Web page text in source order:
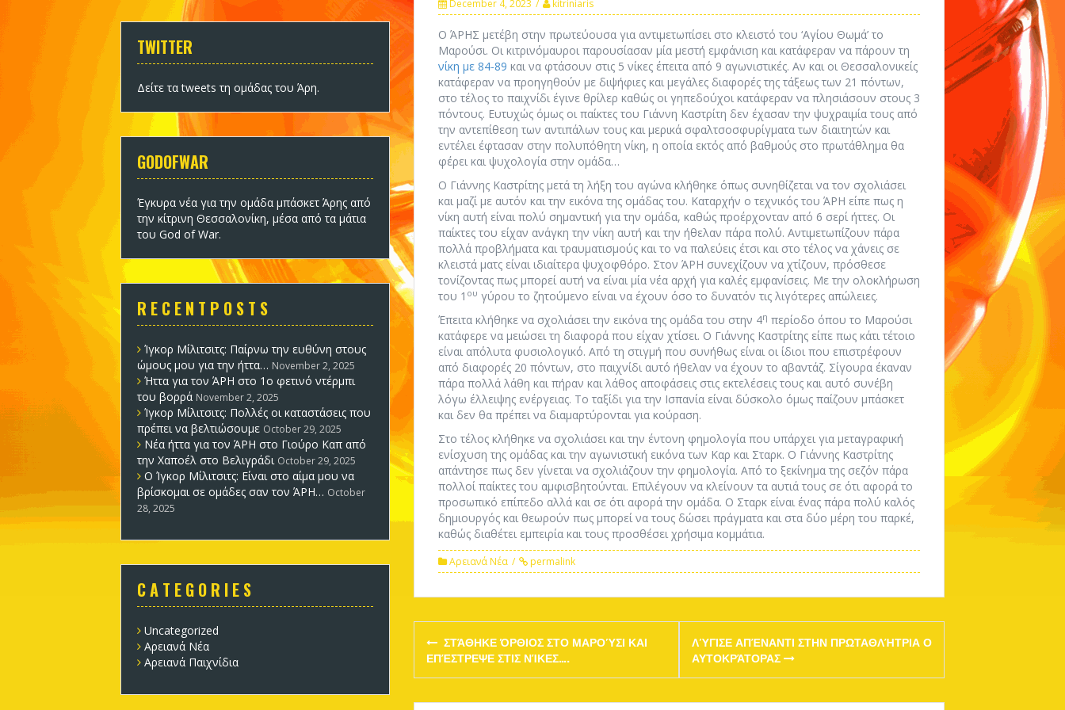
December 4, 2023 kitriniaris
Ο ΆΡΗΣ μετέβη στην πρωτεύουσα για αντιμετωπίσει στο κλειστό του ‘Αγίου Θωμά’ το
Μαρούσι. Οι κιτρινόμαυροι παρουσίασαν μία μεστή εμφάνιση και κατάφεραν να πάρουν τη
νίκη με 84-89 και να φτάσουν στις 5 νίκες έπειτα από 9 αγωνιστικές. Αν και οι Θεσσαλονικείς
κατάφεραν να προηγηθούν με διψήφιες και μεγάλες διαφορές της τάξεως των 21 πόντων,
στο τέλος το παιχνίδι έγινε θρίλερ καθώς οι γηπεδούχοι κατάφεραν να πλησιάσουν στους 3
πόντους. Ευτυχώς όμως οι παίκτες του Γιάννη Καστρίτη δεν έχασαν την ψυχραιμία τους από
την αντεπίθεση των αντιπάλων τους και μερικά σφαλτσοσφυρίγματα των διαιτητών και
εντέλει έφτασαν στην πολυπόθητη νίκη, η οποία εκτός από βαθμούς στο πρωτάθλημα θα
φέρει και ψυχολογία στην ομάδα…
Ο Γιάννης Καστρίτης μετά τη λήξη του αγώνα κλήθηκε όπως συνηθίζεται να τον σχολιάσει
και μαζί με αυτόν και την εικόνα της ομάδας του. Καταρχήν ο τεχνικός του ΆΡΗ είπε πως η
νίκη αυτή είναι πολύ σημαντική για την ομάδα, καθώς προέρχονταν από 6 σερί ήττες. Οι
παίκτες του είχαν ανάγκη την νίκη αυτή και την ήθελαν πάρα πολύ. Αντιμετωπίζουν πάρα
πολλά προβλήματα και τραυματισμούς και το να παλεύεις έτσι και στο τέλος να χάνεις σε
κλειστά ματς είναι ιδιαίτερα ψυχοφθόρο. Στον ΆΡΗ συνεχίζουν να χτίζουν, πρόσθεσε
τονίζοντας πως μπορεί αυτή να είναι μία νέα αρχή για καλές εμφανίσεις. Με την ολοκλήρωση
του 1 ου γύρου το ζητούμενο είναι να έχουν όσο το δυνατόν τις λιγότερες απώλειες.
Έπειτα κλήθηκε να σχολιάσει την εικόνα της ομάδα του στην 4η περίοδο όπου το Μαρούσι
κατάφερε να μειώσει τη διαφορά που είχαν χτίσει. Ο Γιάννης Καστρίτης είπε πως κάτι τέτοιο
είναι απόλυτα φυσιολογικό. Από τη στιγμή που συνήθως είναι οι ίδιοι που επιστρέφουν
από διαφορές 20 πόντων, στο παιχνίδι αυτό ήθελαν να έχουν το αβαντάζ. Σίγουρα έκαναν
πάρα πολλά λάθη και πήραν και λάθος αποφάσεις στις εκτελέσεις τους και αυτό συνέβη
λόγω έλλειψης ενέργειας. Το ταξίδι για την Ισπανία είναι δύσκολο όμως παίζουν μπάσκετ
και δεν θα πρέπει να διαμαρτύρονται για κούραση.
Στο τέλος κλήθηκε να σχολιάσει και την έντονη φημολογία που υπάρχει για μεταγραφική
ενίσχυση της ομάδας και την αγωνιστική εικόνα των Καρ και Σταρκ. Ο Γιάννης Καστρίτης
απάντησε πως δεν γίνεται να σχολιάζουν την φημολογία. Από το ξεκίνημα της σεζόν πάρα
πολλοί παίκτες του αμφισβητούνται. Επιλέγουν να κλείνουν τα αυτιά τους σε ότι αφορά το
προσωπικό επίπεδο αλλά και σε ότι αφορά την ομάδα. Ο Σταρκ είναι ένας πάρα πολύ καλός
δημιουργός και θεωρούν πως μπορεί να τους δώσει πράγματα και στα δύο μέρη του παρκέ,
καθώς διαθέτει εμπειρία και τους προσθέσει χρήσιμα κομμάτια.
Αρειανά Νέα permalink
Post
navigation
ΣΤΆΘΗΚΕ ΌΡΘΙΟΣ ΣΤΟ ΜΑΡΟΎΣΙ ΚΑΙ
ΕΠΈΣΤΡΕΨΕ ΣΤΙΣ ΝΊΚΕΣ….
ΛΎΓΙΣΕ ΑΠΈΝΑΝΤΙ ΣΤΗΝ ΠΡΩΤΑΘΛΉΤΡΙΑ Ο
ΑΥΤΟΚΡΆΤΟΡΑΣ
TWITTER
Δείτε τα tweets τη ομάδας του Άρη.
GODOFWAR
Έγκυρα νέα για την ομάδα μπάσκετ Άρης από
την κίτρινη Θεσσαλονίκη, μέσα από τα μάτια
του God of War.
R E C E N T P O S T S
Ίγκορ Μίλιτσιτς: Παίρνω την ευθύνη στους
ώμους μου για την ήττα… November 2, 2025
Ήττα για τον ΆΡΗ στο 1ο φετινό ντέρμπι
του βορρά November 2, 2025
Ίγκορ Μίλιτσιτς: Πολλές οι καταστάσεις που
πρέπει να βελτιώσουμε October 29, 2025
Νέα ήττα για τον ΆΡΗ στο Γιούρο Καπ από
την Χαποέλ στο Βελιγράδι October 29, 2025
Ο Ίγκορ Μίλιτσιτς: Είναι στο αίμα μου να
βρίσκομαι σε ομάδες σαν τον ΆΡΗ… October
28, 2025
C A T E G O R I E S
Uncategorized
Αρειανά Νέα
Αρειανά Παιχνίδια